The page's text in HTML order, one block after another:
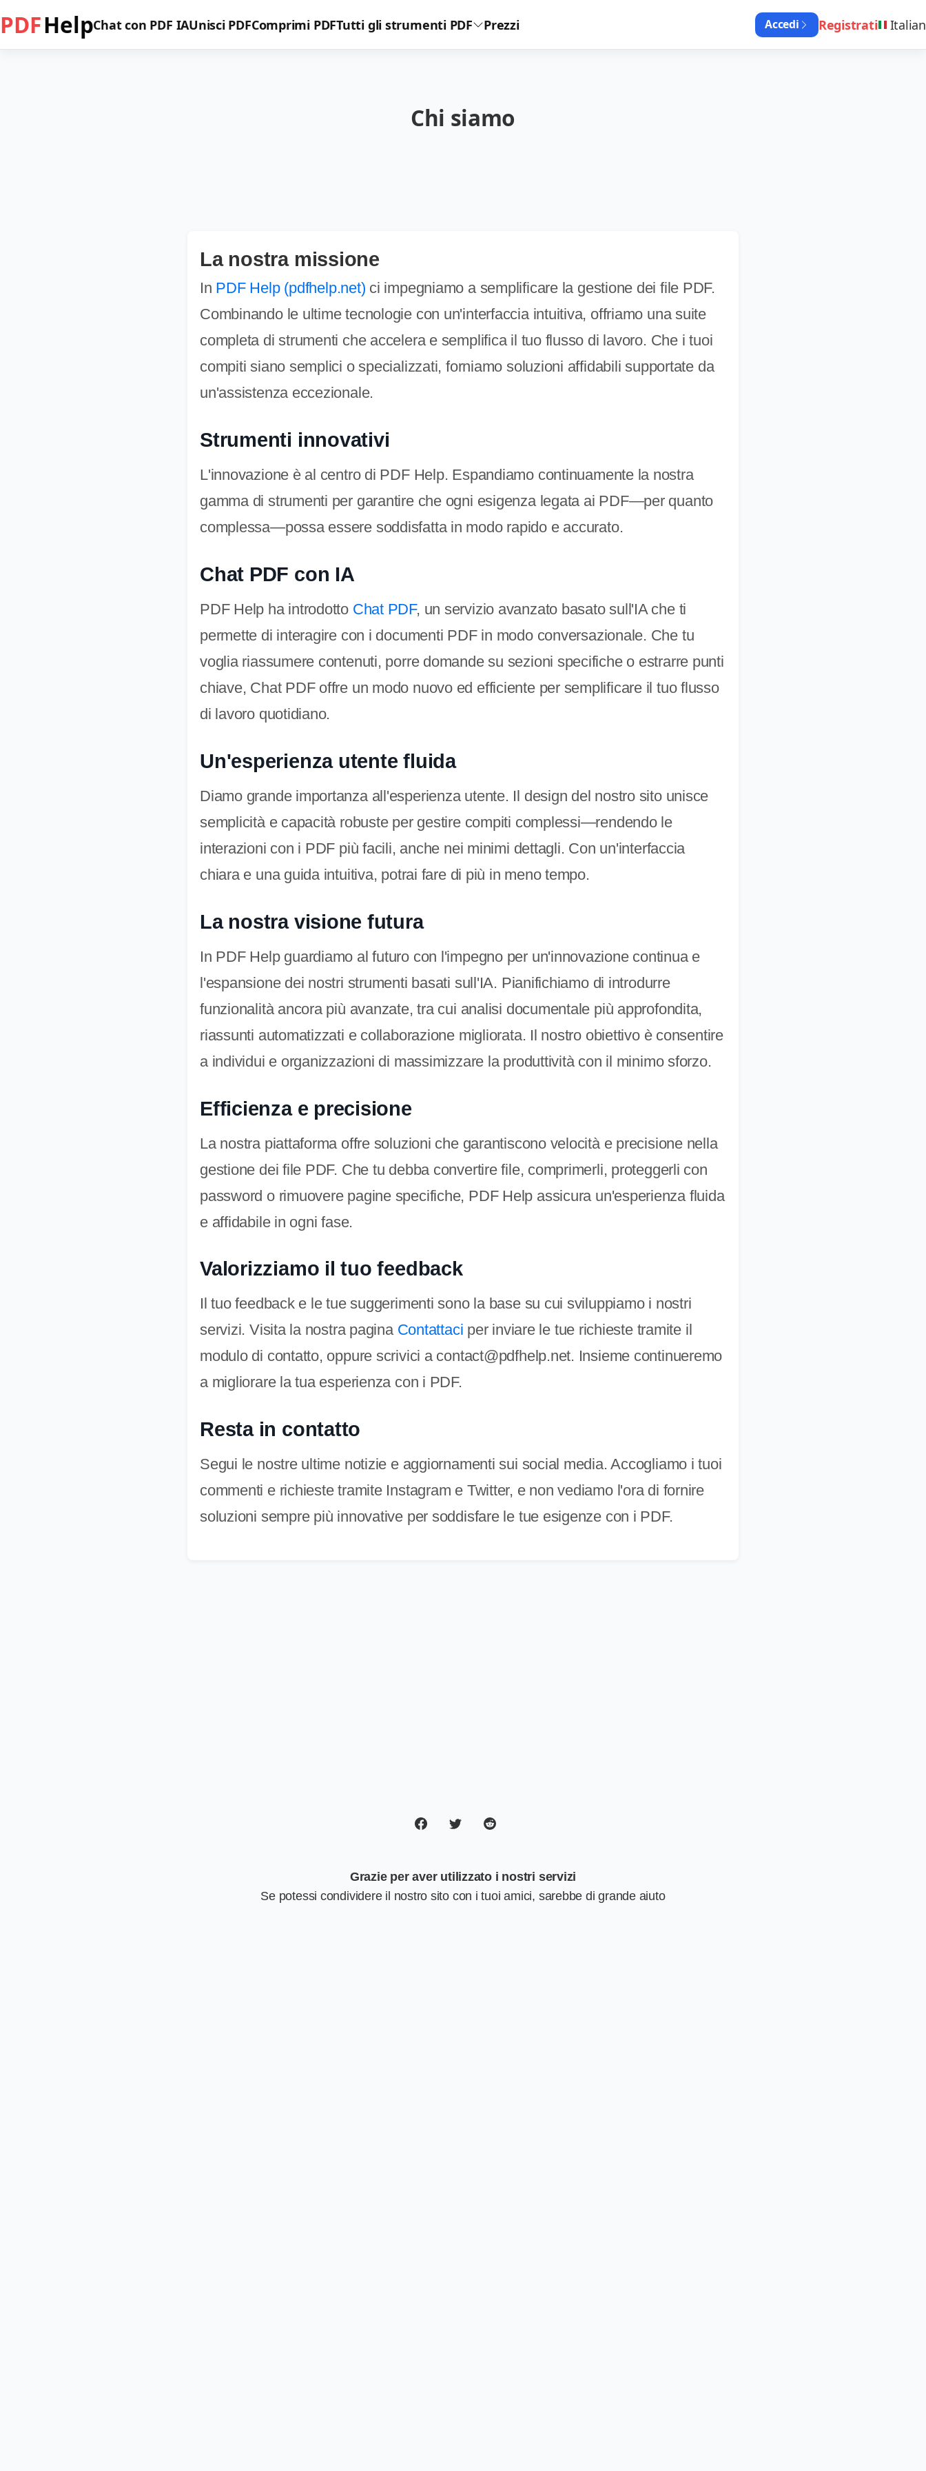
PDFHelpChat con PDF IAUnisci PDFComprimi PDFTutti gli strumenti PDF Prezzi Accedi Registrati Italian
Chi siamo
La nostra missione
In PDF Help (pdfhelp.net) ci impegniamo a semplificare la gestione dei file PDF.
Combinando le ultime tecnologie con un'interfaccia intuitiva, offriamo una suite
completa di strumenti che accelera e semplifica il tuo flusso di lavoro. Che i tuoi
compiti siano semplici o specializzati, forniamo soluzioni affidabili supportate da
un'assistenza eccezionale.
Strumenti innovativi
L'innovazione è al centro di PDF Help. Espandiamo continuamente la nostra
gamma di strumenti per garantire che ogni esigenza legata ai PDF—per quanto
complessa—possa essere soddisfatta in modo rapido e accurato.
Chat PDF con IA
PDF Help ha introdotto Chat PDF, un servizio avanzato basato sull'IA che ti
permette di interagire con i documenti PDF in modo conversazionale. Che tu
voglia riassumere contenuti, porre domande su sezioni specifiche o estrarre punti
chiave, Chat PDF offre un modo nuovo ed efficiente per semplificare il tuo flusso
di lavoro quotidiano.
Un'esperienza utente fluida
Diamo grande importanza all'esperienza utente. Il design del nostro sito unisce
semplicità e capacità robuste per gestire compiti complessi—rendendo le
interazioni con i PDF più facili, anche nei minimi dettagli. Con un'interfaccia
chiara e una guida intuitiva, potrai fare di più in meno tempo.
La nostra visione futura
In PDF Help guardiamo al futuro con l'impegno per un'innovazione continua e
l'espansione dei nostri strumenti basati sull'IA. Pianifichiamo di introdurre
funzionalità ancora più avanzate, tra cui analisi documentale più approfondita,
riassunti automatizzati e collaborazione migliorata. Il nostro obiettivo è consentire
a individui e organizzazioni di massimizzare la produttività con il minimo sforzo.
Efficienza e precisione
La nostra piattaforma offre soluzioni che garantiscono velocità e precisione nella
gestione dei file PDF. Che tu debba convertire file, comprimerli, proteggerli con
password o rimuovere pagine specifiche, PDF Help assicura un'esperienza fluida
e affidabile in ogni fase.
Valorizziamo il tuo feedback
Il tuo feedback e le tue suggerimenti sono la base su cui sviluppiamo i nostri
servizi. Visita la nostra pagina Contattaci per inviare le tue richieste tramite il
modulo di contatto, oppure scrivici a contact@pdfhelp.net. Insieme continueremo
a migliorare la tua esperienza con i PDF.
Resta in contatto
Segui le nostre ultime notizie e aggiornamenti sui social media. Accogliamo i tuoi
commenti e richieste tramite Instagram e Twitter, e non vediamo l'ora di fornire
soluzioni sempre più innovative per soddisfare le tue esigenze con i PDF.
Grazie per aver utilizzato i nostri servizi
Se potessi condividere il nostro sito con i tuoi amici, sarebbe di grande aiuto